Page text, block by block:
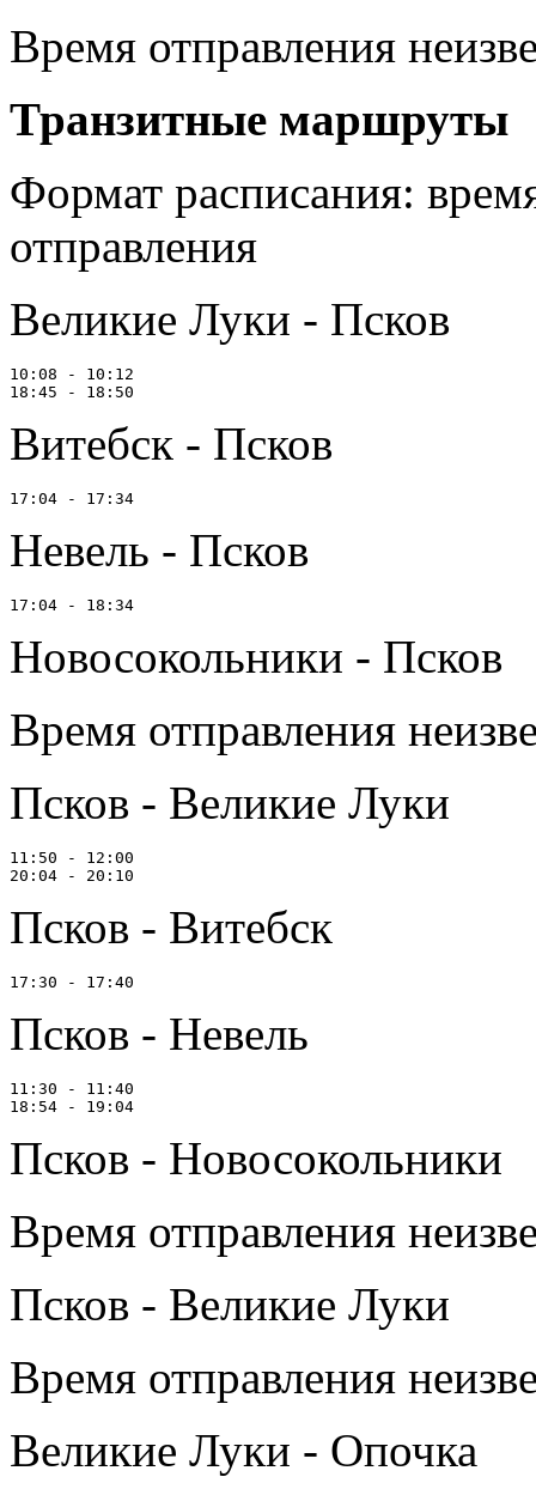
Время отправления
Транзитные маршруты
Формат расписания:
отправления
Великие Луки - Псков
10:08 - 10:12
Витебск - Псков
Невель - Псков
Новосокольники - Псков
Время отправления
Псков - Великие Луки
11:50 - 12:00
Псков - Витебск
Псков - Невель
11:30 - 11:40
Псков - Новосокольники
Время отправления
Псков - Великие Луки
Время отправления
Великие Луки - Опочка